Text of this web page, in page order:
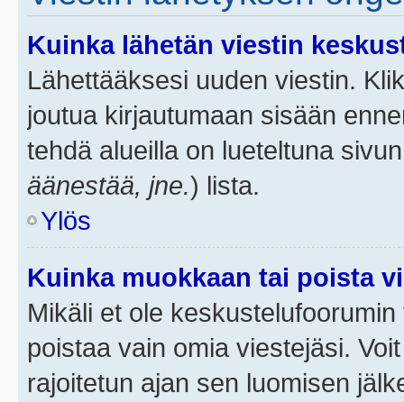
Kuinka lähetän viestin
Lähettääksesi uuden viestin.
joutua kirjautumaan sisään
tehdä alueilla on lueteltuna
äänestää, jne.) lista.
Ylös
Kuinka muokkaan tai poista
Mikäli et ole
poistaa vain omia viestejäsi.
rajoitetun ajan sen luomisen